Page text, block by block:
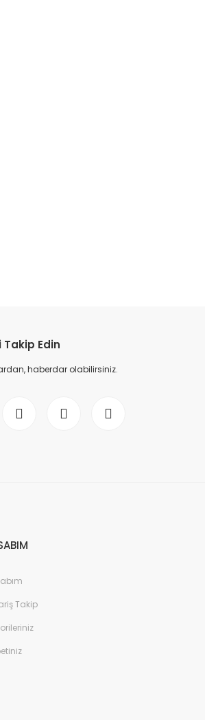
Takip Edin
haberdar olabilirsiniz.
Takip